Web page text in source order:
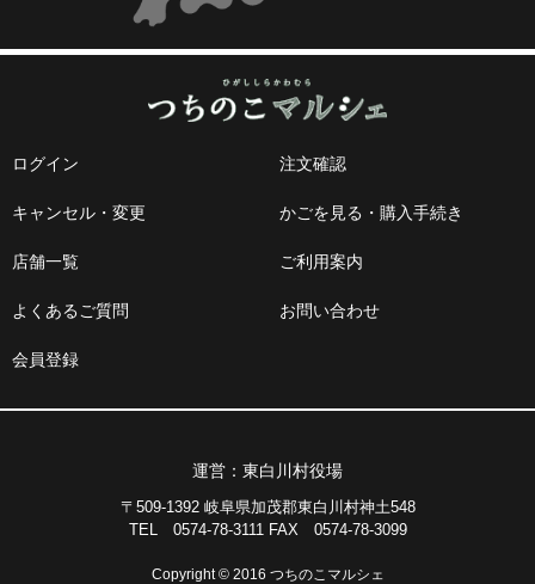
ログイン 注文確認
キャンセル・変更 かごを見る・購入手続き
店舗一覧 ご利用案内
よくあるご質問 お問い合わせ
会員登録
運営：東白川村役場
〒509-1392 岐阜県加茂郡東白川村神土548
TEL 0574-78-3111 FAX 0574-78-3099
Copyright © 2016 つちのこマルシェ